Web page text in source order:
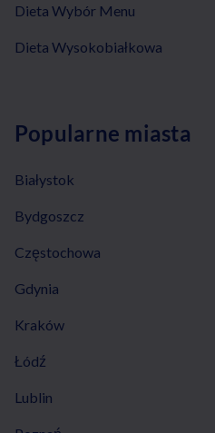
Dieta Wybór Menu
Dieta Wysokobiałkowa
Popularne miasta
Białystok
Bydgoszcz
Częstochowa
Gdynia
Kraków
Łódź
Lublin